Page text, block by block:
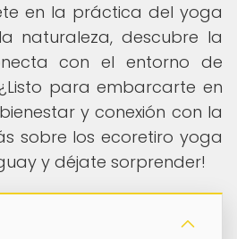
en la práctica del yoga
naturaleza, descubre la
con el entorno de
para embarcarte en
y conexión con la
sobre los ecoretiro yoga
y déjate sorprender!